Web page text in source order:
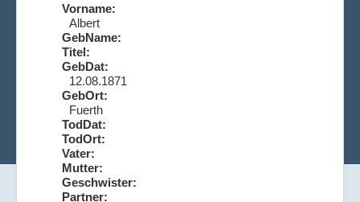
Vorname:
Albert
GebName:
Titel:
GebDat:
12.08.1871
GebOrt:
Fuerth
TodDat:
TodOrt:
Vater:
Mutter:
Geschwister:
Partner: